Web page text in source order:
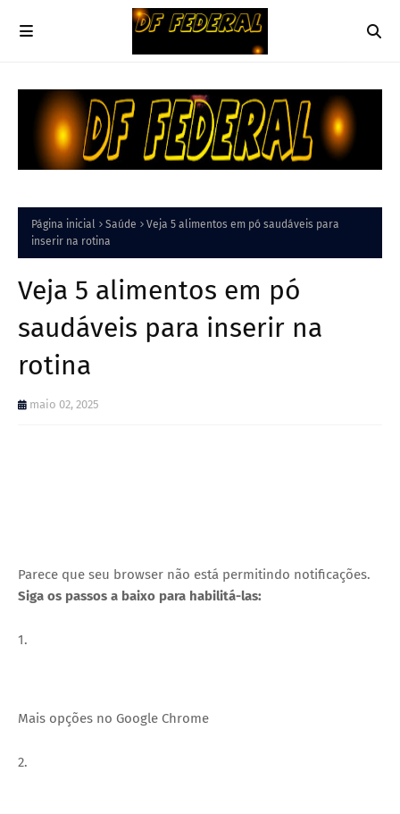
Página inicial Saúde
Veja 5 alimentos em pó saudáveis para
inserir na rotina
Veja 5 alimentos em pó
saudáveis para inserir na
rotina
maio 02, 2025
Parece que seu browser não está permitindo notificações.
Siga os passos a baixo para habilitá-las:
1.
Mais opções no Google Chrome
2.